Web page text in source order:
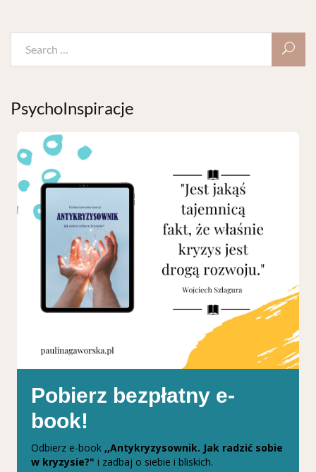
PsychoInspiracje
Pobierz bezpłatny e-
book!
Odbierz e-book ,,Antykryzysownik. Jak radzić sobie
w kryzysie?" i zadbaj o siebie i bliskich.